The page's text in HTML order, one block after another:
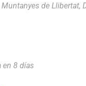
Muntanyes de Llibertat,
en 8 días